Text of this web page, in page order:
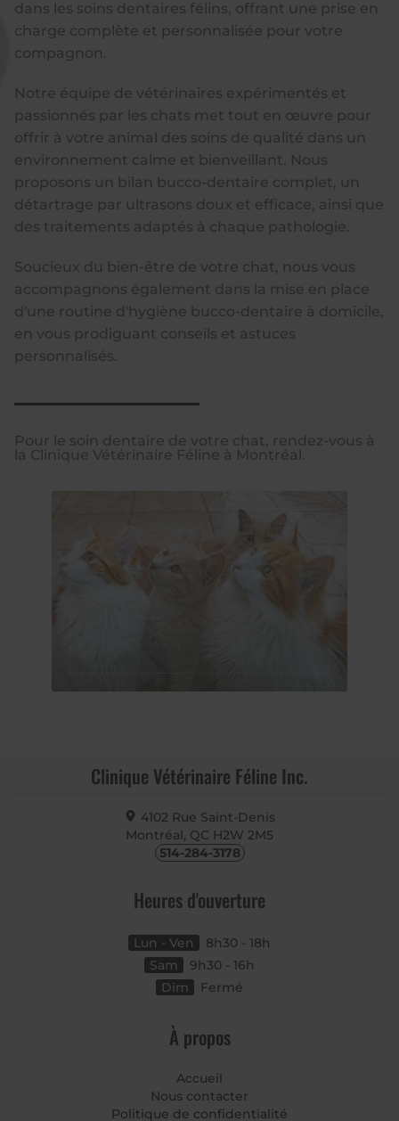
dans les soins dentaires félins, offrant une prise en
charge complète et personnalisée pour votre
compagnon.
Notre équipe de vétérinaires expérimentés et
passionnés par les chats met tout en œuvre pour
offrir à votre animal des soins de qualité dans un
environnement calme et bienveillant. Nous
proposons un bilan bucco-dentaire complet, un
détartrage par ultrasons doux et efficace, ainsi que
des traitements adaptés à chaque pathologie.
Soucieux du bien-être de votre chat, nous vous
accompagnons également dans la mise en place
d'une routine d'hygiène bucco-dentaire à domicile,
en vous prodiguant conseils et astuces
personnalisés.
Pour le soin dentaire de votre chat, rendez-vous à
la Clinique Vétérinaire Féline à Montréal.
Clinique Vétérinaire Féline Inc.
4102 Rue Saint-Denis
Montréal, QC H2W 2M5
514-284-3178
Heures d'ouverture
Lun - Ven
8h30 - 18h
Sam
9h30 - 16h
Dim
Fermé
À propos
Accueil
Nous contacter
Politique de confidentialité